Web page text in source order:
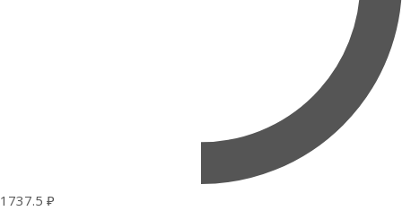
1737.5 ₽